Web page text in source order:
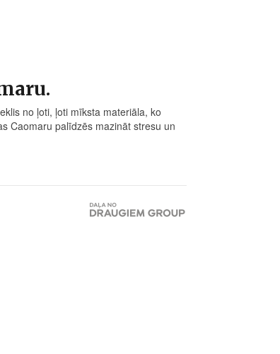
no ļoti, ļoti mīksta materiāla, ko
Caomaru palīdzēs mazināt stresu un